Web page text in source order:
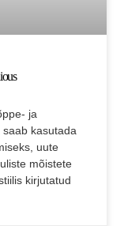
ja
kasutada
uute
mõistete
kirjutatud